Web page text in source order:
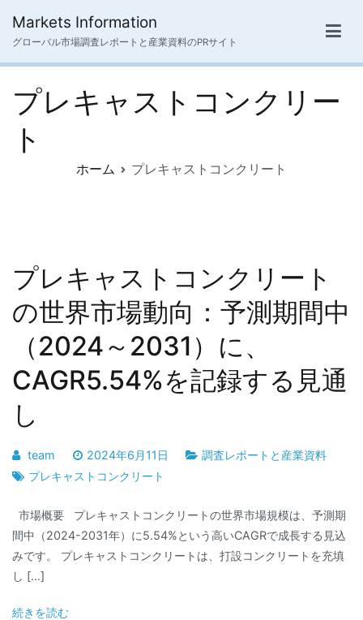
ス
Markets Information
グローバル市場調査レポートと産業資料のPRサイト
プレキャストコンクリー
ト
ホーム プレキャストコンクリート
プレキャストコンクリート
の世界市場動向：予測期間中
（2024～2031）に、
CAGR5.54%を記録する見通
し
team 2024年6月11日
調査レポートと産業資料
プレキャストコンクリート
市場概要 プレキャストコンクリートの世界市場規模は、予測期
間中（2024-2031年）に5.54%という高いCAGRで成長する見込
みです。 プレキャストコンクリートは、打設コンクリートを充填
し […]
続きを読む